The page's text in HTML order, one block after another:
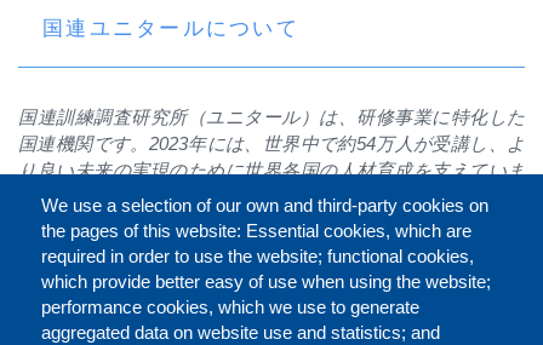
国連ユニタールについて
国連訓練調査研究所（ユニタール）は、研修事業に特化した
国連機関です。 2023年には、世界中で約54万人が受講し、よ
り良い未来の実現のために世界各国の人材育成を支えていま
す。ジュネーブ本部のほか、広島、ニューヨーク、ボンに事
務所を構え、世界中にネットワークを持っています。詳しく
国連訓練調査研究所（ユニタール）広島事務所をご覧くだ
さい。
We use a selection of our own and third-party cookies on
the pages of this website: Essential cookies, which are
required in order to use the website; functional cookies,
which provide better easy of use when using the website;
performance cookies, which we use to generate
aggregated data on website use and statistics; and